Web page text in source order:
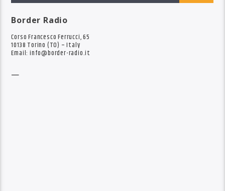
Border Radio
Corso Francesco Ferrucci, 65
10138 Torino (TO) – Italy
Email:info@border-radio.it
—